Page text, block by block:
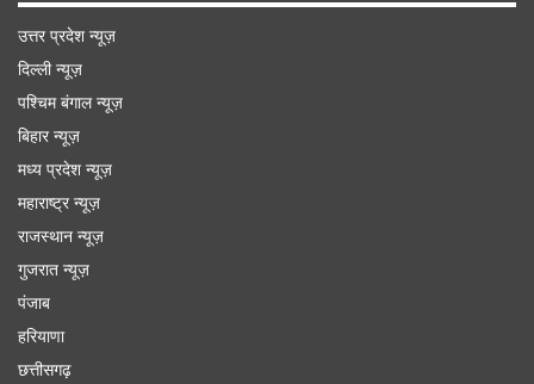
भी बरामद की है।
उत्तर प्रदेश न्यूज़
दिल्ली न्यूज़
पश्चिम बंगाल न्यूज़
बिहार न्यूज़
मध्य प्रदेश न्यूज़
महाराष्ट्र न्यूज़
राजस्थान न्यूज़
गुजरात न्यूज़
पंजाब
हरियाणा
छत्तीसगढ़